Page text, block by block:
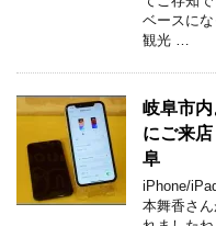
ベースに
観光 …
岐阜市
にご来
阜
iPhone/
本舞香さ